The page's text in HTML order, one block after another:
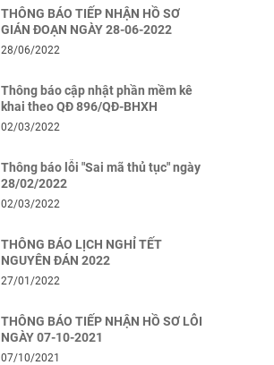
THÔNG BÁO TIẾP NHẬN HỒ SƠ
GIÁN ĐOẠN NGÀY 28-06-2022
28/06/2022
Thông báo cập nhật phần mềm kê
khai theo QĐ 896/QĐ-BHXH
02/03/2022
Thông báo lỗi "Sai mã thủ tục" ngày
28/02/2022
02/03/2022
THÔNG BÁO LỊCH NGHỈ TẾT
NGUYÊN ĐÁN 2022
27/01/2022
THÔNG BÁO TIẾP NHẬN HỒ SƠ LỖI
NGÀY 07-10-2021
07/10/2021